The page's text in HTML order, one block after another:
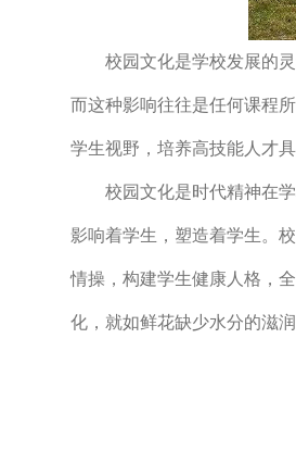
校园文化是学校发展的灵
而这种影响往往是任何课程
学生视野，培养高技能人才具
校园文化是时代精神在学
影响着学生，塑造着学生。
情操，构建学生健康人格，
化，就如鲜花缺少水分的滋